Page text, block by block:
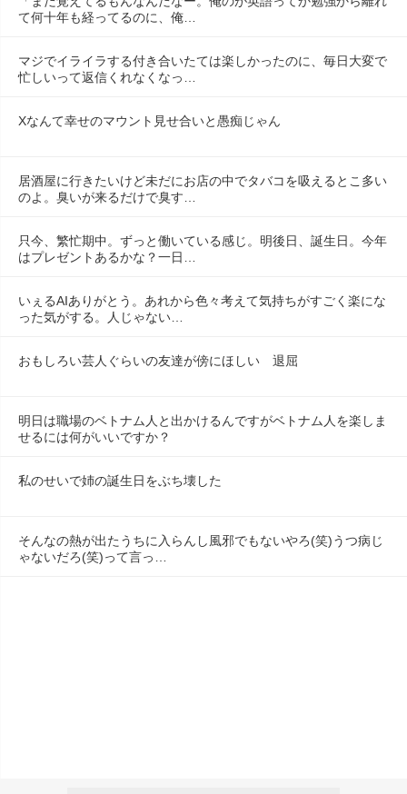
て何十年も経ってるのに、俺…
マジでイライラする付き合いたては楽しかったのに、毎日大変で
忙しいって返信くれなくなっ…
Xなんて幸せのマウント見せ合いと愚痴じゃん
居酒屋に行きたいけど未だにお店の中でタバコを吸えるとこ多い
のよ。臭いが来るだけで臭す…
只今、繁忙期中。ずっと働いている感じ。明後日、誕生日。今年
はプレゼントあるかな？一日…
いぇるAIありがとう。あれから色々考えて気持ちがすごく楽にな
った気がする。人じゃない…
おもしろい芸人ぐらいの友達が傍にほしい　退屈
明日は職場のベトナム人と出かけるんですがベトナム人を楽しま
せるには何がいいですか？
私のせいで姉の誕生日をぶち壊した
そんなの熱が出たうちに入らんし風邪でもないやろ(笑)うつ病じ
ゃないだろ(笑)って言っ…